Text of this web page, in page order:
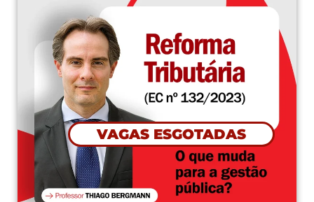
VAGAS ESGOTADAS